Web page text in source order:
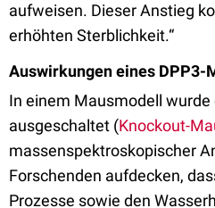
aufweisen. Dieser Anstieg
erhöhten Sterblichkeit.“
Auswirkungen eines DPP3-
In einem Mausmodell wurde
ausgeschaltet (Knockout-
massenspektroskopischer
Forschenden aufdecken,
Prozesse sowie den